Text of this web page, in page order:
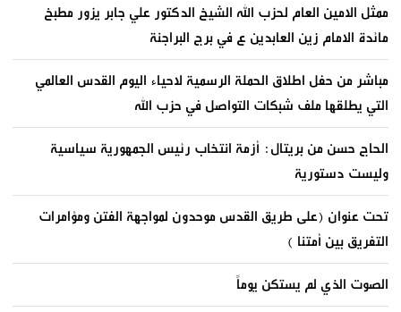
ممثل الامين العام لحزب الله الشيخ الدكتور علي جابر يزور مطبخ
مائدة الامام زين العابدين ع في برج البراجنة
مباشر من حفل اطلاق الحملة الرسمية لاحياء اليوم القدس العالمي
التي يطلقها ملف شبكات التواصل في حزب الله
الحاج حسن من بريتال: أزمة انتخاب رئيس الجمهورية سياسية
وليست دستورية
تحت عنوان (على طريق القدس موحدون لمواجهة الفتن ومؤامرات
التفريق بين أمتنا )
الصوت الذي لم يستكن يوماً